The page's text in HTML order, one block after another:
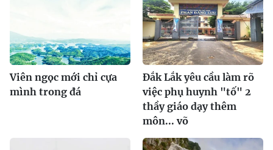
Viên ngọc mới chỉ cựa
mình trong đá
Đắk Lắk yêu cầu làm rõ
việc phụ huynh "tố" 2
thầy giáo dạy thêm
môn... võ